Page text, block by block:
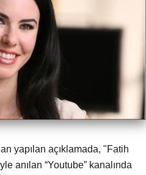
yapılan açıklamada, "Fatih
anılan “Youtube” kanalında